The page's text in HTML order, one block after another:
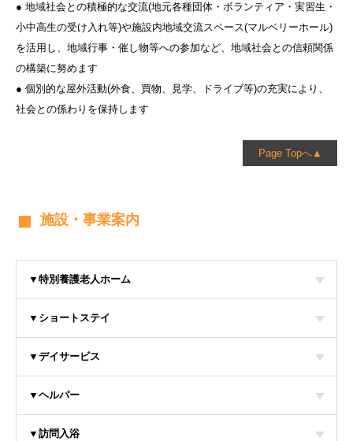
● 地域社会との積極的な交流(地元各種団体・ボランティア・実習生・
小中高生の受け入れ等)や施設内地域交流スペース(マルベリーホール)
を活用し、地域行事・催し物等への参加など、地域社会との信頼関係
の構築に努めます
● 個別的な屋外活動(外食、買物、見学、ドライブ等)の充実により、
社会との係わりを保持します
Page Topへ▲
施設・事業案内
▼特別養護老人ホーム
▼ショートステイ
▼デイサービス
▼ヘルパー
▼訪問入浴